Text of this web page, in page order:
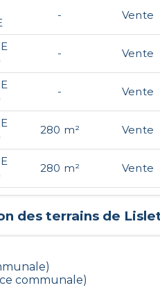
- Vente
- Vente
- Vente
280 m² Vente
280 m² Vente
des terrains de
communale)